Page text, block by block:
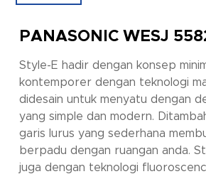
PANASONIC WESJ
Style-E hadir dengan konsep
kontemporer dengan teknologi
didesain untuk menyatu dengan
yang simple dan modern.
garis lurus yang sederhana
berpadu dengan ruangan anda.
juga dengan teknologi